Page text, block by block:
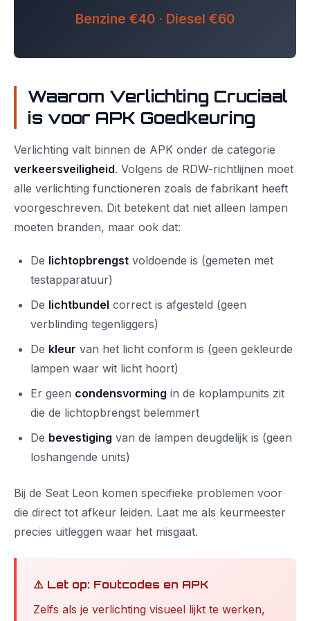
Benzine €40 · Diesel €60
Waarom Verlichting Cruciaal
is voor APK Goedkeuring
Verlichting valt binnen de APK onder de categorie
verkeersveiligheid. Volgens de RDW-richtlijnen moet
alle verlichting functioneren zoals de fabrikant heeft
voorgeschreven. Dit betekent dat niet alleen lampen
moeten branden, maar ook dat:
De lichtopbrengst voldoende is (gemeten met
testapparatuur)
De lichtbundel correct is afgesteld (geen
verblinding tegenliggers)
De kleur van het licht conform is (geen gekleurde
lampen waar wit licht hoort)
Er geen condensvorming in de koplampunits zit
die de lichtopbrengst belemmert
De bevestiging van de lampen deugdelijk is (geen
loshangende units)
Bij de Seat Leon komen specifieke problemen voor
die direct tot afkeur leiden. Laat me als keurmeester
precies uitleggen waar het misgaat.
⚠️ Let op: Foutcodes en APK
Zelfs als je verlichting visueel lijkt te werken,